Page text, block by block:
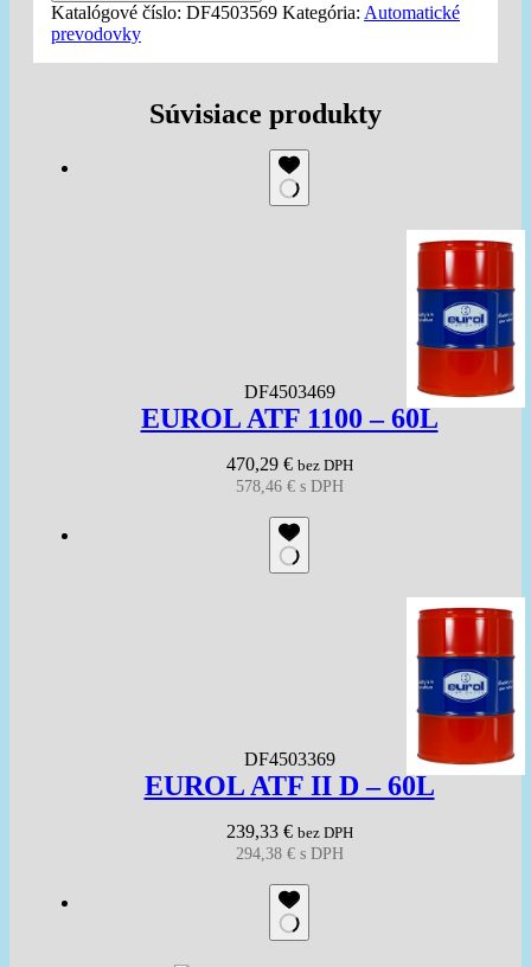
Katalógové číslo: DF4503569 Kategória: Automatické
prevodovky
Súvisiace produkty
DF4503469
EUROL ATF 1100 – 60L
470,29 € bez DPH
578,46 €s DPH
DF4503369
EUROL ATF II D – 60L
239,33 € bez DPH
294,38 €s DPH